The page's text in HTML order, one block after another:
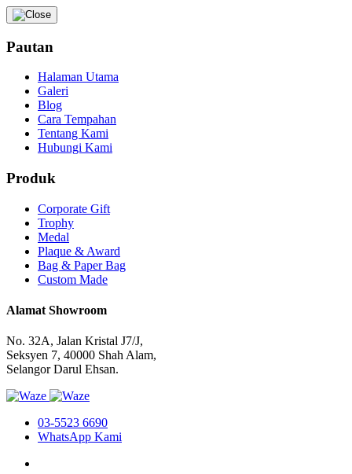
Pautan
Halaman Utama
Galeri
Blog
Cara Tempahan
Tentang Kami
Hubungi Kami
Produk
Corporate Gift
Trophy
Medal
Plaque & Award
Bag & Paper Bag
Custom Made
Alamat Showroom
No. 32A, Jalan Kristal J7/J,
Seksyen 7, 40000 Shah Alam,
Selangor Darul Ehsan.
03-5523 6690
WhatsApp Kami